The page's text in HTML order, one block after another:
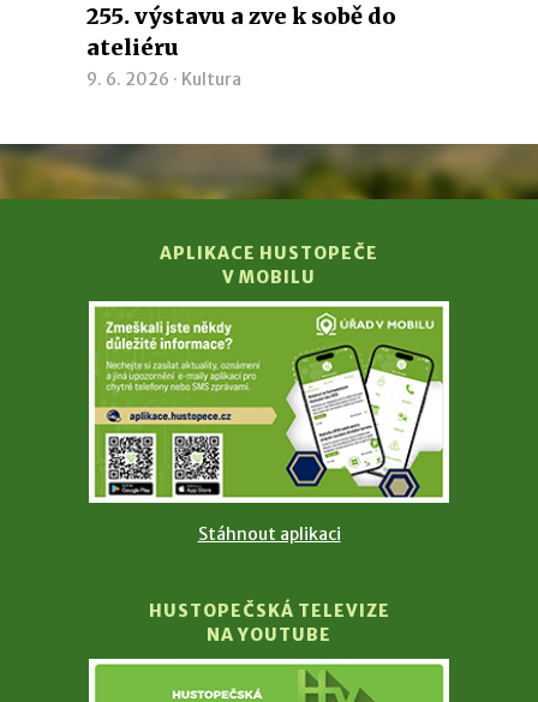
255. výstavu a zve k sobě do
ateliéru
9. 6. 2026 · Kultura
APLIKACE HUSTOPEČE
V MOBILU
Stáhnout aplikaci
HUSTOPEČSKÁ TELEVIZE
NA YOUTUBE